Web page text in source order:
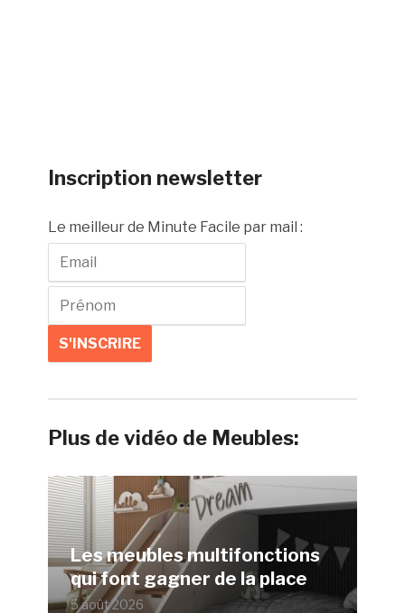
Inscription newsletter
Le meilleur de Minute Facile par mail :
Plus de vidéo de Meubles:
Les meubles multifonctions
qui font gagner de la place
5 août 2026